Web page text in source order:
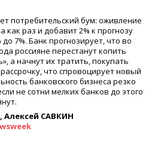
потребительский бум: оживление
как раз и добавит 2% к прогнозу
7%. Банк прогнозирует, что во
россияне перестанут копить
а начнут их тратить, покупать
что спровоцирует новый
банковского бизнеса резко
не сотни мелких банков до этого
Алексей САВКИН